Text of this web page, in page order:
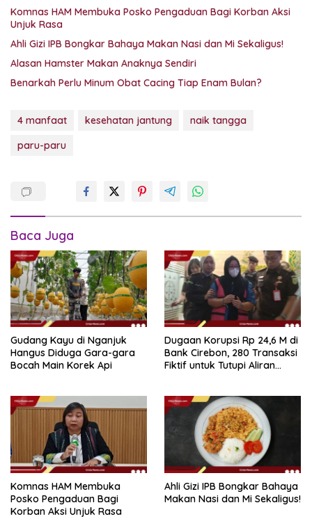
Komnas HAM Membuka Posko Pengaduan Bagi Korban Aksi
Unjuk Rasa
Ahli Gizi IPB Bongkar Bahaya Makan Nasi dan Mi Sekaligus!
Alasan Hamster Makan Anaknya Sendiri
Benarkah Perlu Minum Obat Cacing Tiap Enam Bulan?
4 manfaat kesehatan jantung
naik tangga
paru-paru
Baca Juga
Gudang Kayu di Nganjuk
Hangus Diduga Gara-gara
Bocah Main Korek Api
Dugaan Korupsi Rp 24,6 M di
Bank Cirebon, 280 Transaksi
Fiktif untuk Tutupi Aliran
Komnas HAM Membuka
Posko Pengaduan Bagi
Korban Aksi Unjuk Rasa
Ahli Gizi IPB Bongkar Bahaya
Makan Nasi dan Mi Sekaligus!